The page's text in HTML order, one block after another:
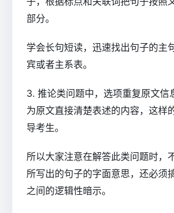
部分。
学会长句短读，迅速找出句子的主
宾或者主系表。
3. 推论类问题中，选项重复原文信
为原文直接清楚表述的内容，这样
导考生。
所以大家注意在解答此类问题时，
所写出的句子的字面意思，还必须
之间的逻辑性暗示。